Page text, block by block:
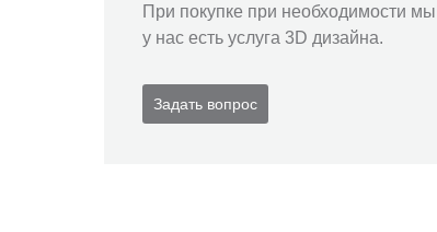
При покупке при необходимости
у нас есть услуга 3D дизайна.
Задать вопрос